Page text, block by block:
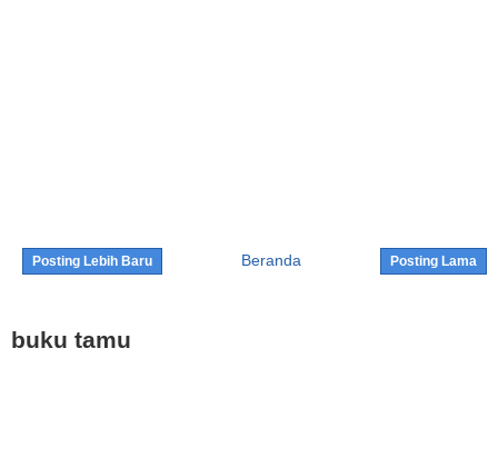
Posting Lebih Baru Posting Lama
Beranda
buku tamu